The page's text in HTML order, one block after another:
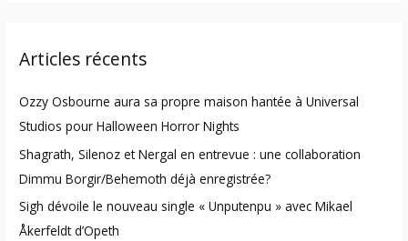
c
f
o
r
:
Articles récents
Ozzy Osbourne aura sa propre maison hantée à Universal
Studios pour Halloween Horror Nights
Shagrath, Silenoz et Nergal en entrevue : une collaboration
Dimmu Borgir/Behemoth déjà enregistrée?
Sigh dévoile le nouveau single « Unputenpu » avec Mikael
Åkerfeldt d’Opeth